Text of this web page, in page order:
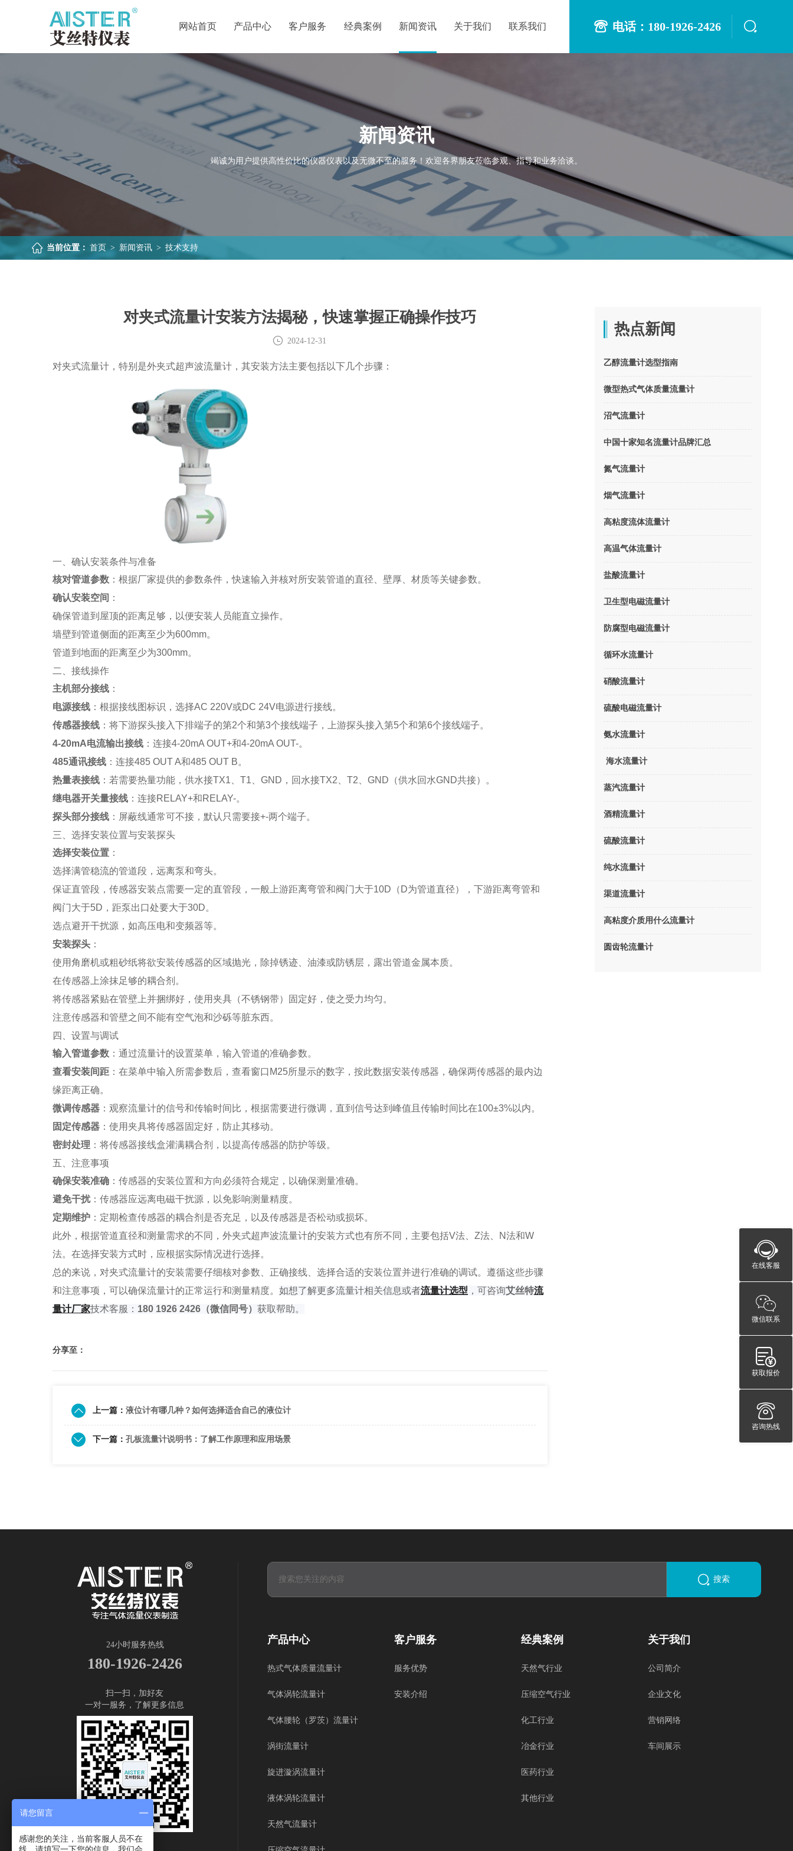
网站首页 产品中心 客户服务 经典案例 新闻资讯 关于我们 联系我们 电话：180-1926-2426
新闻资讯
竭诚为用户提供高性价比的仪器仪表以及无微不至的服务！欢迎各界朋友莅临参观、指导和业务洽谈。
当前位置： 首页 > 新闻资讯 > 技术支持
对夹式流量计安装方法揭秘，快速掌握正确操作技巧
2024-12-31
对夹式流量计，特别是外夹式超声波流量计，其安装方法主要包括以下几个步骤：
一、确认安装条件与准备
核对管道参数：根据厂家提供的参数条件，快速输入并核对所安装管道的直径、壁厚、材质等关键参数。
确认安装空间 ：
确保管道到屋顶的距离足够，以便安装人员能直立操作。
墙壁到管道侧面的距离至少为600mm。
管道到地面的距离至少为300mm。
二、接线操作
主机部分接线：
电源接线：根据接线图标识，选择AC 220V或DC 24V电源进行接线。
传感器接线：将下游探头接入下排端子的第2个和第3个接线端子，上游探头接入第5个和第6个接线端子。
4-20mA电流输出接线：连接4-20mA OUT+和4-20mA OUT-。
485通讯接线：连接485 OUT A和485 OUT B。
热量表接线：若需要热量功能，供水接TX1、T1、GND，回水接TX2、T2、GND（供水回水GND共接）。
继电器开关量接线：连接RELAY+和RELAY-。
探头部分接线：屏蔽线通常可不接，默认只需要接+-两个端子。
三、选择安装位置与安装探头
选择安装位置：
选择满管稳流的管道段，远离泵和弯头。
保证直管段，传感器安装点需要一定的直管段，一般上游距离弯管和阀门大于10D（D为管道直径），下游距离弯管和
阀门大于5D，距泵出口处要大于30D。
选点避开干扰源，如高压电和变频器等。
安装探头：
使用角磨机或粗砂纸将欲安装传感器的区域抛光，除掉锈迹、油漆或防锈层，露出管道金属本质。
在传感器上涂抹足够的耦合剂。
将传感器紧贴在管壁上并捆绑好，使用夹具（不锈钢带）固定好，使之受力均匀。
注意传感器和管壁之间不能有空气泡和沙砾等脏东西。
四、设置与调试
输入管道参数：通过流量计的设置菜单，输入管道的准确参数。
查看安装间距：在菜单中输入所需参数后，查看窗口M25所显示的数字，按此数据安装传感器，确保两传感器的最内边
缘距离正确。
微调传感器：观察流量计的信号和传输时间比，根据需要进行微调，直到信号达到峰值且传输时间比在100±3%以内。
固定传感器：使用夹具将传感器固定好，防止其移动。
密封处理 ：将传感器接线盒灌满耦合剂，以提高传感器的防护等级。
五、注意事项
确保安装准确：传感器的安装位置和方向必须符合规定，以确保测量准确。
避免干扰：传感器应远离电磁干扰源，以免影响测量精度。
定期维护：定期检查传感器的耦合剂是否充足，以及传感器是否松动或损坏。
此外，根据管道直径和测量需求的不同，外夹式超声波流量计的安装方式也有所不同，主要包括V法、Z法、N法和W
法。在选择安装方式时，应根据实际情况进行选择。
总的来说，对夹式流量计的安装需要仔细核对参数、正确接线、选择合适的安装位置并进行准确的调试。遵循这些步骤
和注意事项，可以确保流量计的正常运行和测量精度。 如想了解更多流量计相关信息或者流量计选型 ，可咨询艾丝特流
量计厂家技术客服： 180 1926 2426（微信同号） 获取帮助。
分享至：
上一篇： 液位计有哪几种？如何选择适合自己的液位计
下一篇： 孔板流量计说明书：了解工作原理和应用场景
热点新闻
乙醇流量计选型指南
微型热式气体质量流量计
沼气流量计
中国十家知名流量计品牌汇总
氮气流量计
烟气流量计
高粘度流体流量计
高温气体流量计
盐酸流量计
卫生型电磁流量计
防腐型电磁流量计
循环水流量计
硝酸流量计
硫酸电磁流量计
氨水流量计
海水流量计
蒸汽流量计
酒精流量计
硫酸流量计
纯水流量计
渠道流量计
高粘度介质用什么流量计
圆齿轮流量计
24小时服务热线
180-1926-2426
扫一扫，加好友
一对一服务，了解更多信息
搜索
产品中心
热式气体质量流量计
气体涡轮流量计
气体腰轮（罗茨）流量计
涡街流量计
旋进漩涡流量计
液体涡轮流量计
天然气流量计
客户服务
服务优势
安装介绍
经典案例
天然气行业
压缩空气行业
化工行业
冶金行业
医药行业
其他行业
关于我们
公司简介
企业文化
营销网络
车间展示
在线客服
微信联系
获取报价
咨询热线
请您留言
感谢您的关注，当前客服人员不在